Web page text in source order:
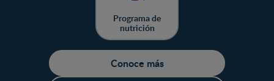
Programa de
nutrición
Conoce más